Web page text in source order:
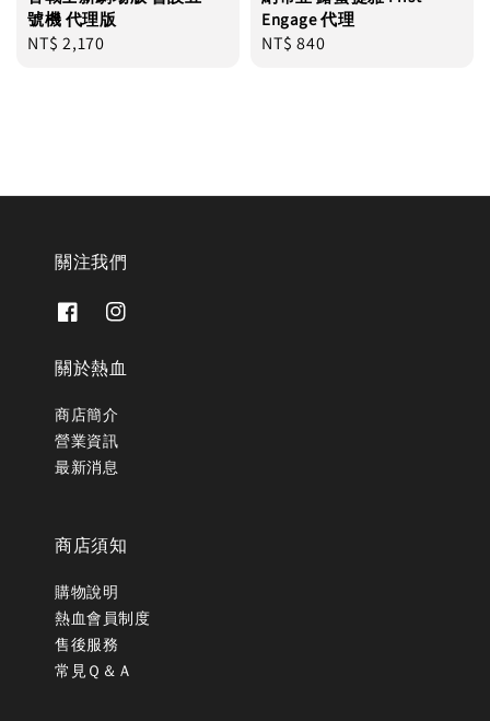
號機 代理版
Regular
NT$ 2,170
Engage 代理
Regular
NT$ 840
關注我們
關於熱血
商店簡介
營業資訊
最新消息
商店須知
購物說明
熱血會員制度
售後服務
常見Ｑ＆Ａ